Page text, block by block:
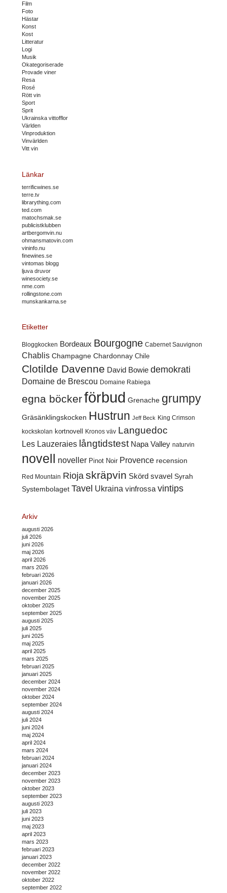
Film
Foto
Hästar
Konst
Kost
Litteratur
Logi
Musik
Okategoriserade
Provade viner
Resa
Rosé
Rött vin
Sport
Sprit
Ukrainska vittofflor
Världen
Vinproduktion
Vinvärlden
Vitt vin
Länkar
terrificwines.se
terre.tv
librarything.com
ted.com
matochsmak.se
publicistklubben
artbergomvin.nu
ohmansmatovin.com
vininfo.nu
finewines.se
vintomas blogg
ljuva druvor
winesociety.se
nme.com
rollingstone.com
munskankarna.se
Etiketter
Bloggkocken Bordeaux Bourgogne Cabernet Sauvignon
Chablis Champagne Chardonnay Chile
Clotilde Davenne David Bowie demokrati
Domaine de Brescou Domaine Rabiega
egna böckerförbud Grenache grumpy
Gräsänklingskocken Hustrun Jeff Beck King Crimson
kockskolan kortnovell Kronos väv Languedoc
Les Lauzeraies långtidstest Napa Valley naturvin
novell noveller Pinot Noir Provence recension
Red Mountain Rioja skräpvin Skörd svavel Syrah
Systembolaget Tavel Ukraina vinfrossa vintips
Arkiv
augusti 2026
juli 2026
juni 2026
maj 2026
april 2026
mars 2026
februari 2026
januari 2026
december 2025
november 2025
oktober 2025
september 2025
augusti 2025
juli 2025
juni 2025
maj 2025
april 2025
mars 2025
februari 2025
januari 2025
december 2024
november 2024
oktober 2024
september 2024
augusti 2024
juli 2024
juni 2024
maj 2024
april 2024
mars 2024
februari 2024
januari 2024
december 2023
november 2023
oktober 2023
september 2023
augusti 2023
juli 2023
juni 2023
maj 2023
april 2023
mars 2023
februari 2023
januari 2023
december 2022
november 2022
oktober 2022
september 2022